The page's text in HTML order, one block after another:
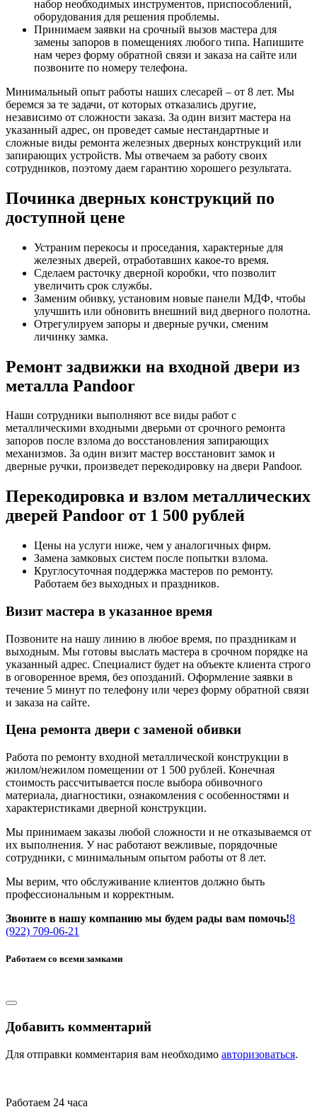
набор необходимых инструментов, приспособлений,
оборудования для решения проблемы.
Принимаем заявки на срочный вызов мастера для
замены запоров в помещениях любого типа. Напишите
нам через форму обратной связи и заказа на сайте или
позвоните по номеру телефона.
Минимальный опыт работы наших слесарей – от 8 лет. Мы
беремся за те задачи, от которых отказались другие,
независимо от сложности заказа. За один визит мастера на
указанный адрес, он проведет самые нестандартные и
сложные виды ремонта железных дверных конструкций или
запирающих устройств. Мы отвечаем за работу своих
сотрудников, поэтому даем гарантию хорошего результата.
Починка дверных конструкций по
доступной цене
Устраним перекосы и проседания, характерные для
железных дверей, отработавших какое-то время.
Сделаем расточку дверной коробки, что позволит
увеличить срок службы.
Заменим обивку, установим новые панели МДФ, чтобы
улучшить или обновить внешний вид дверного полотна.
Отрегулируем запоры и дверные ручки, сменим
личинку замка.
Ремонт задвижки на входной двери из
металла Pandoor
Наши сотрудники выполняют все виды работ с
металлическими входными дверьми от срочного ремонта
запоров после взлома до восстановления запирающих
механизмов. За один визит мастер восстановит замок и
дверные ручки, произведет перекодировку на двери Pandoor.
Перекодировка и взлом металлических
дверей Pandoor от 1 500 рублей
Цены на услуги ниже, чем у аналогичных фирм.
Замена замковых систем после попытки взлома.
Круглосуточная поддержка мастеров по ремонту.
Работаем без выходных и праздников.
Визит мастера в указанное время
Позвоните на нашу линию в любое время, по праздникам и
выходным. Мы готовы выслать мастера в срочном порядке на
указанный адрес. Специалист будет на объекте клиента строго
в оговоренное время, без опозданий. Оформление заявки в
течение 5 минут по телефону или через форму обратной связи
и заказа на сайте.
Цена ремонта двери с заменой обивки
Работа по ремонту входной металлической конструкции в
жилом/нежилом помещении от 1 500 рублей. Конечная
стоимость рассчитывается после выбора обивочного
материала, диагностики, ознакомления с особенностями и
характеристиками дверной конструкции.
Мы принимаем заказы любой сложности и не отказываемся от
их выполнения. У нас работают вежливые, порядочные
сотрудники, с минимальным опытом работы от 8 лет.
Мы верим, что обслуживание клиентов должно быть
профессиональным и корректным.
Звоните в нашу компанию мы будем рады вам помочь!8
(922) 709-06-21
Работаем со всеми замками
Добавить комментарий
Для отправки комментария вам необходимо авторизоваться.
Работаем 24 часа